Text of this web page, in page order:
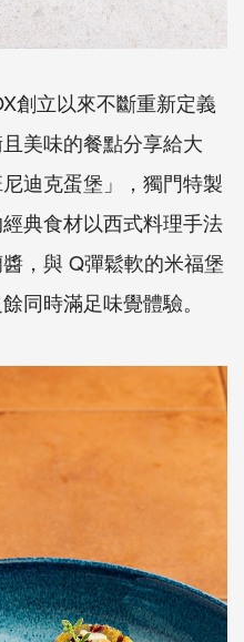
創立以來不斷重新定義
美味的餐點分享給大
迪克蛋堡」，獨門特製
典食材以西式料理手法
，與 Q彈鬆軟的米福堡
同時滿足味覺體驗。